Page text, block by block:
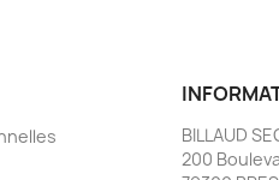
BILLAUD
200